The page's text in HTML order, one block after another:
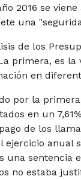
2016 se
una
de los
primera, es
en
por la
en un
de los
ejercicio anual
una sentencia
no estaba